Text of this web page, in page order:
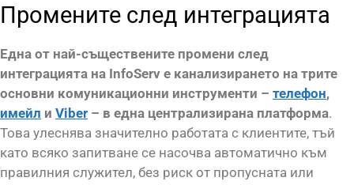
Промените след интеграцията
Една от най-съществените промени след
интеграцията на InfoServ е канализирането на трите
основни комуникационни инструменти – телефон,
имейл и Viber – в една централизирана платформа.
Това улеснява значително работата с клиентите, тъй
като всяко запитване се насочва автоматично към
правилния служител, без риск от пропусната или